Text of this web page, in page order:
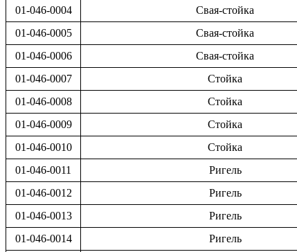
01-046-0004
Свая-стойка
01-046-0005
Свая-стойка
01-046-0006
Свая-стойка
01-046-0007
Стойка
01-046-0008
Стойка
01-046-0009
Стойка
01-046-0010
Стойка
01-046-0011
Ригель
01-046-0012
Ригель
01-046-0013
Ригель
01-046-0014
Ригель